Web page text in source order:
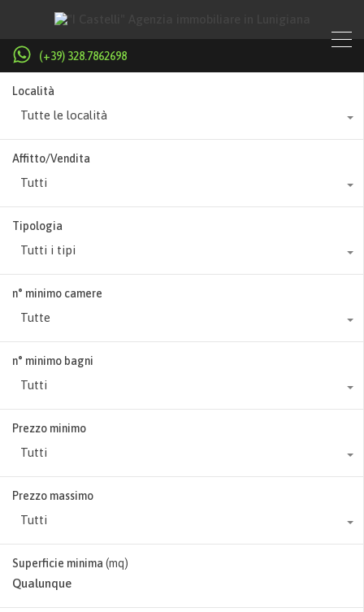
(+39) 328.7862698
Località
Tutte le località
Affitto/Vendita
Tutti
Tipologia
Tutti i tipi
n° minimo camere
Tutte
n° minimo bagni
Tutti
Prezzo minimo
Tutti
Prezzo massimo
Tutti
Superficie minima (mq)